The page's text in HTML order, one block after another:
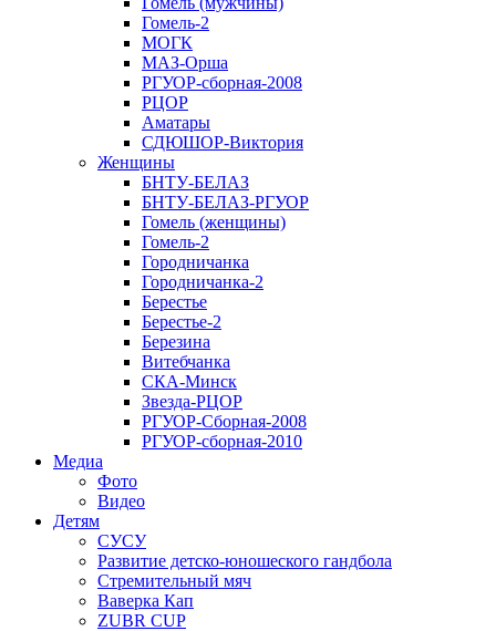
Гомель-2
МОГК
МАЗ-Орша
РГУОР-сборная-2008
РЦОР
Аматары
СДЮШОР-Виктория
Женщины
БНТУ-БЕЛАЗ
БНТУ-БЕЛАЗ-РГУОР
Гомель (женщины)
Гомель-2
Городничанка
Городничанка-2
Берестье
Берестье-2
Березина
Витебчанка
СКА-Минск
Звезда-РЦОР
РГУОР-Сборная-2008
РГУОР-сборная-2010
Медиа
Фото
Видео
Детям
СУСУ
Развитие детско-юношеского гандбола
Стремительный мяч
Ваверка Кап
ZUBR CUP